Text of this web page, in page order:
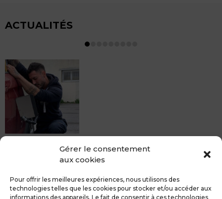
Gérer le consentement
aux cookies
Pour offrir les meilleures expériences, nous utilisons des
technologies telles que les cookies pour stocker et/ou accéder aux
informations des appareils. Le fait de consentir à ces technologies
ACTUALITÉS
peinture, sans rendez-vous mais Avec le sourire :)
du débosselage vous accueille sans rendez-...